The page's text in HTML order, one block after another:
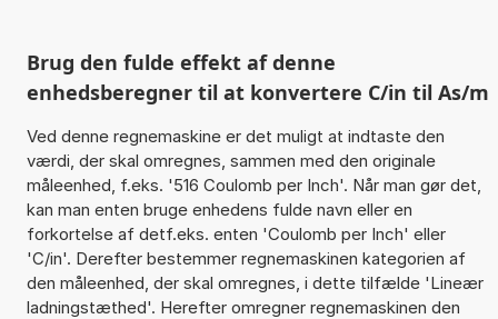
Brug den fulde effekt af denne
enhedsberegner til at konvertere C/in til As/m
Ved denne regnemaskine er det muligt at indtaste den
værdi, der skal omregnes, sammen med den originale
måleenhed, f.eks. '516 Coulomb per Inch'. Når man gør det,
kan man enten bruge enhedens fulde navn eller en
forkortelse af detf.eks. enten 'Coulomb per Inch' eller
'C/in'. Derefter bestemmer regnemaskinen kategorien af
den måleenhed, der skal omregnes, i dette tilfælde 'Lineær
ladningstæthed'. Herefter omregner regnemaskinen den